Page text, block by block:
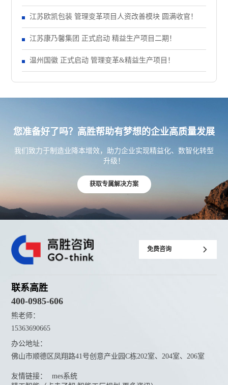
江苏欧凯包装 管理变革项目人资改善模块 圆满收官！
江苏康乃馨集团 正式启动 精益生产项目二期！
温州国徽 正式启动 管理变革&精益生产项目！
您准备好了吗？高胜帮助有梦想的企业高质量发展
我们致力于制造业降本增效，助力企业实现精益化、数智化转型
升级！
获取专属解决方案
免费咨询
联系高胜
400-0985-606
熊老师：
15363690665
办公地址：
佛山市顺德区凤翔路41号创意产业园C栋202室、204室、206室
友情链接：
mes系统